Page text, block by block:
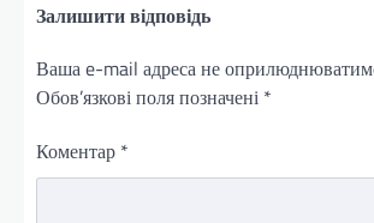
Залишити відповідь
Ваша e-mail адреса не
Обов’язкові поля позначені *
Коментар *